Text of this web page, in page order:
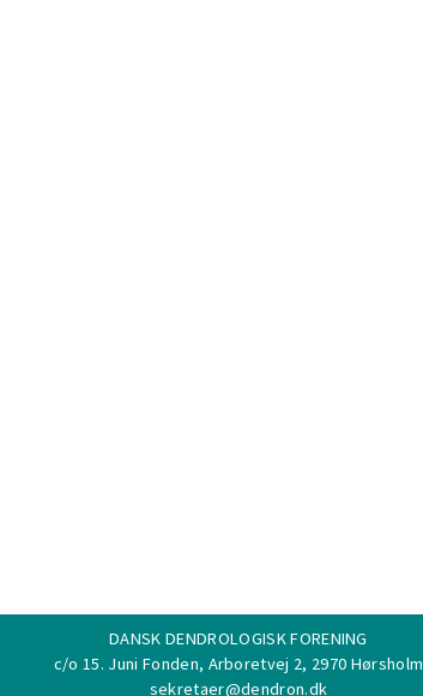
DANSK DENDROLOGISK FORENING
c/o 15. Juni Fonden, Arboretvej 2, 2970 Hørsholm
sekretaer@dendron.dk